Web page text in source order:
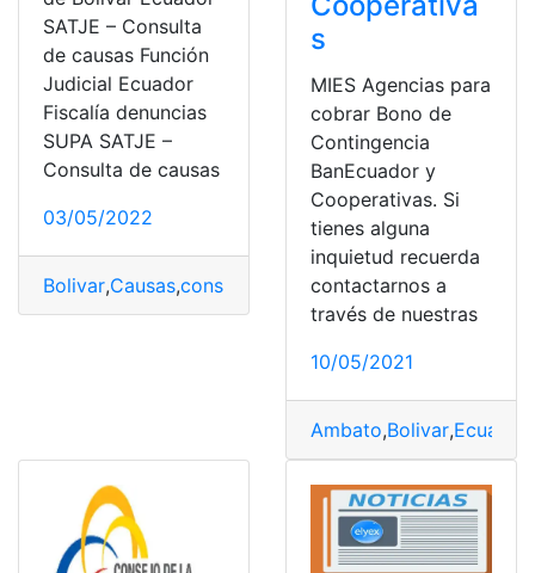
SATJE – Consulta
de causas Función
Judicial Ecuador
Fiscalía denuncias
SUPA SATJE –
Consulta de causas
03/05/2022
Bolivar,Causas,consultar Herramientas Ecuador
s
MIES Agencias para
cobrar Bono de
Contingencia
BanEcuador y
Cooperativas. Si
tienes alguna
inquietud recuerda
contactarnos a
través de nuestras
10/05/2021
Ambato,Bolivar,Ecuador